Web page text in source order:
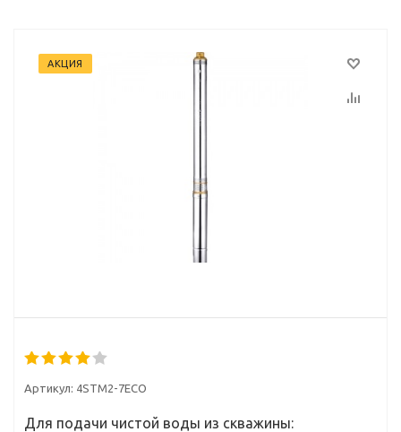
АКЦИЯ
Артикул: 4STM2-7ECO
Для подачи чистой воды из скважины: